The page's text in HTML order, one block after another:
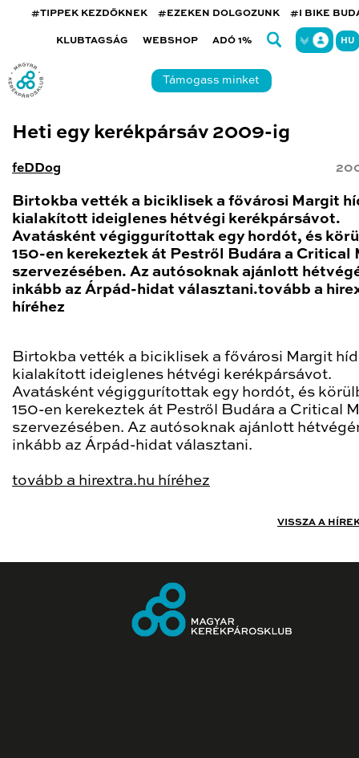
#TIPPEK KEZDŐKNEK #EZEKEN DOLGOZUNK #I BIKE
KLUBTAGSÁG WEBSHOP ADÓ 1% HU
Támogass minket
Heti egy kerékpársáv 2009-ig
feDDog
Birtokba vették a biciklisek a fővárosi Margit
kialakított ideiglenes hétvégi kerékpársávot.
Avatásként végiggurítottak egy hordót, és
150-en kerekeztek át Pestről Budára a Critical
szervezésében. Az autósoknak ajánlott
inkább az Árpád-hidat választani.tovább a
híréhez
Birtokba vették a biciklisek a fővárosi Margit
kialakított ideiglenes hétvégi kerékpársávot.
Avatásként végiggurítottak egy hordót, és
150-en kerekeztek át Pestről Budára a Critical
szervezésében. Az autósoknak ajánlott
inkább az Árpád-hidat választani.
tovább a hirextra.hu híréhez
VISSZA A